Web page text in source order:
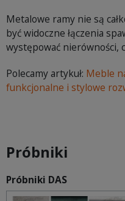
Metalowe ramy nie są
być widoczne łączenia
występować nierówności,
Polecamy artykuł: Meble
funkcjonalne i stylowe
Próbniki
Próbniki DAS